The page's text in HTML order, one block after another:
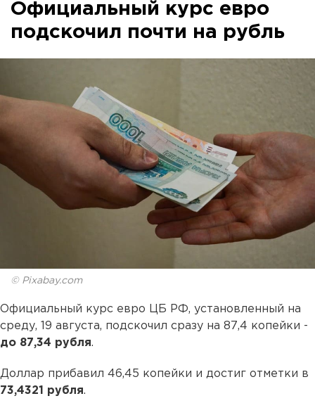
Официальный курс евро
подскочил почти на рубль
© Pixabay.com
Официальный курс евро ЦБ РФ, установленный на
среду, 19 августа, подскочил сразу на 87,4 копейки -
до 87,34 рубля.
Доллар прибавил 46,45 копейки и достиг отметки в
73,4321 рубля.